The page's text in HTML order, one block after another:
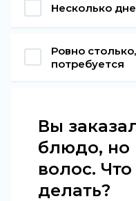
Несколько
Ровно
потребуется
Вы
блюдо, но
волос.
делать?